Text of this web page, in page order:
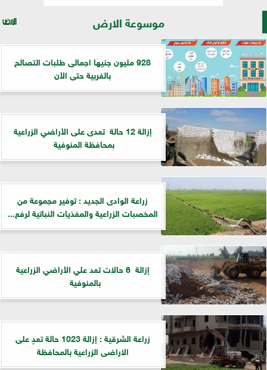
موسوعة الارض
928 مليون جنيها اجمالى طلبات التصالح
بالغربية حتى الأن
إزالة 12 حالة تعدى على الأراضي الزراعية
بمحافظة المنوفية
زراعة الوادى الجديد : توفير مجموعة من
المخصبات الزراعية والمغذيات النباتية لرفع...
إزالة 6 حالات تعد علي الأراضي الزراعية
بالمنوفية
زراعة الشرقية : إزالة 1023 حالة تعدٍ على
الاراضى الزراعية بالمحافظة